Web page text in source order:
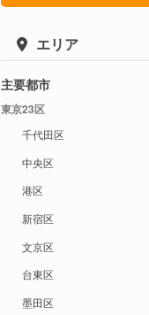
エリア
主要都市
東京23区
千代田区
中央区
港区
新宿区
文京区
台東区
墨田区